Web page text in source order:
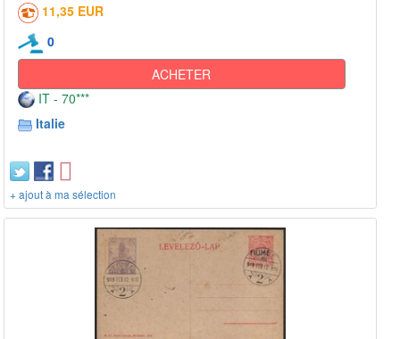
11,35 EUR
0
ACHETER
IT - 70***
Italie
+ ajout à ma sélection